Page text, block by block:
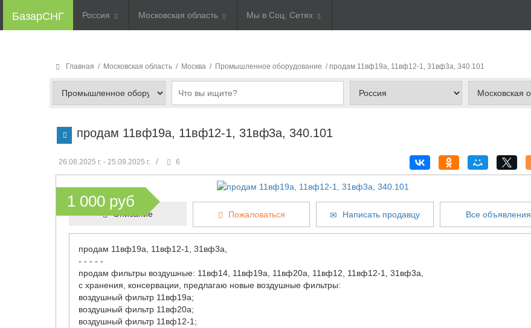
БазарСНГ Россия Московская область Мы в Соц. Сетях
Главная / Московская область / Москва / Промышленное оборудование / продам 11вф19а, 11вф12-1, 31вф3а, 340.101
продам 11вф19а, 11вф12-1, 31вф3а, 340.101
26.08.2025 г. - 25.09.2025 г. / 6
1 000 руб
Описание Пожаловаться Написать продавцу Все объявления
продам 11вф19а, 11вф12-1, 31вф3а,
- - - - -
продам фильтры воздушные: 11вф14, 11вф19а, 11вф20а, 11вф12, 11вф12-1, 31вф3а,
с хранения, консервации, предлагаю новые воздушные фильтры:
воздушный фильтр 11вф19а;
воздушный фильтр 11вф20а;
воздушный фильтр 11вф12-1;